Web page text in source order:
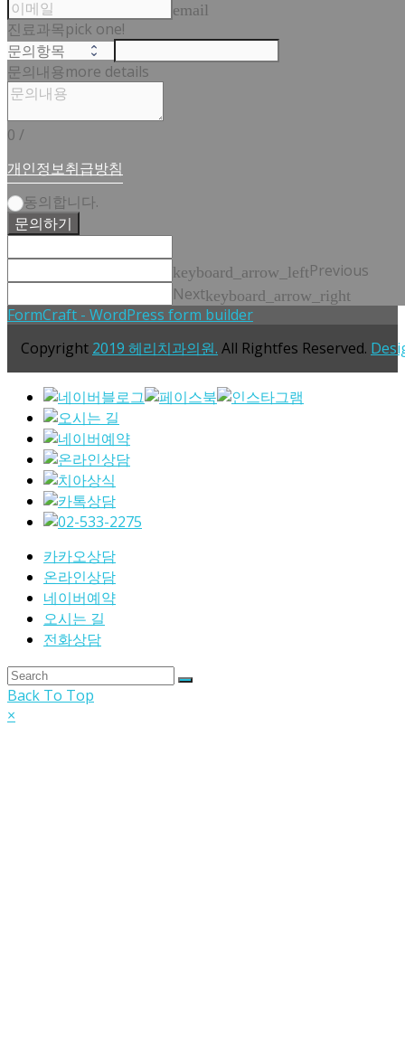
email
진료과목pick one!
문의내용more details
0 /
개인정보취급방침
동의합니다.
문의하기
keyboard_arrow_leftPrevious
Nextkeyboard_arrow_right
FormCraft - WordPress form builder
Copyright 2019 헤리치과의원. All Rightfes Reserved.
카카오상담
온라인상담
네이버예약
오시는 길
전화상담
Back To Top
×